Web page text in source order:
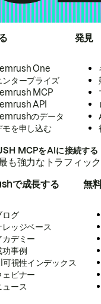
One
ンタープライズ
MCP
API
のデータ
モを申し込む
発見
MCPをAIに接続する
も強力なトラフィッ
で成長する
ログ
レッジベース
カデミー
功事例
可視性インデックス
ェビナー
ュース
無